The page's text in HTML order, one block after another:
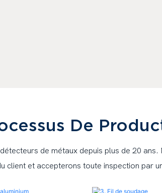
De
de métaux depuis plus de 20
client et accepterons toute inspection par